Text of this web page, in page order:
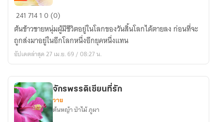
ต้น
ข้าว
จาก
วัน
สิ้น
ย้อน
กลับ
มา
อีก
24171410 (0)
ต้นข้าวชายหนุ่มผู้มีชีวิตอยู่ในโลกของวันสิ้นโลกได้ตายลง ก่อนที่จะ
ถูกส่งมาอยู่ในอีกโลกหนึ่งอีกยุคหนึ่งแทน
อัปเดตล่าสุด 27 เม.ย. 69 / 08:27 น.
จักรพรรดิเซียนที่รัก
วาย
ต้นหญ้า ป่าไม้ ภูผา